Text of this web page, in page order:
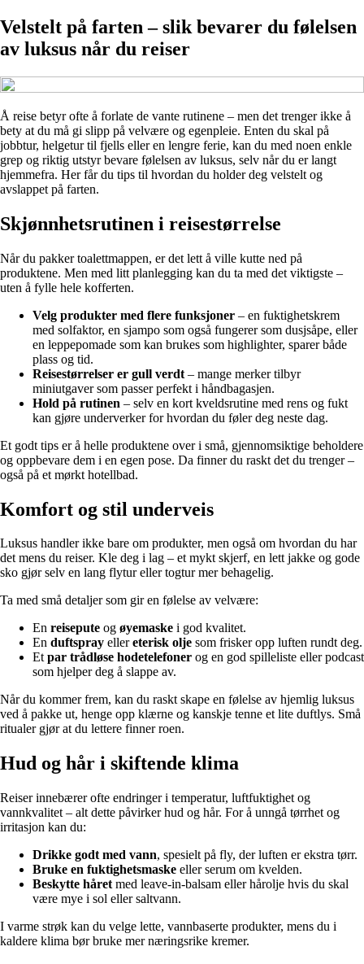
Velstelt på farten – slik bevarer du følelsen
av luksus når du reiser
Å reise betyr ofte å forlate de vante rutinene – men det trenger ikke å
bety at du må gi slipp på velvære og egenpleie. Enten du skal på
jobbtur, helgetur til fjells eller en lengre ferie, kan du med noen enkle
grep og riktig utstyr bevare følelsen av luksus, selv når du er langt
hjemmefra. Her får du tips til hvordan du holder deg velstelt og
avslappet på farten.
Skjønnhetsrutinen i reisestørrelse
Når du pakker toalettmappen, er det lett å ville kutte ned på
produktene. Men med litt planlegging kan du ta med det viktigste –
uten å fylle hele kofferten.
Velg produkter med flere funksjoner – en fuktighetskrem
med solfaktor, en sjampo som også fungerer som dusjsåpe, eller
en leppepomade som kan brukes som highlighter, sparer både
plass og tid.
Reisestørrelser er gull verdt – mange merker tilbyr
miniutgaver som passer perfekt i håndbagasjen.
Hold på rutinen – selv en kort kveldsrutine med rens og fukt
kan gjøre underverker for hvordan du føler deg neste dag.
Et godt tips er å helle produktene over i små, gjennomsiktige beholdere
og oppbevare dem i en egen pose. Da finner du raskt det du trenger –
også på et mørkt hotellbad.
Komfort og stil underveis
Luksus handler ikke bare om produkter, men også om hvordan du har
det mens du reiser. Kle deg i lag – et mykt skjerf, en lett jakke og gode
sko gjør selv en lang flytur eller togtur mer behagelig.
Ta med små detaljer som gir en følelse av velvære:
En reisepute og øyemaske i god kvalitet.
En duftspray ellereterisk olje som frisker opp luften rundt deg.
Etpar trådløse hodetelefoner og en god spilleliste eller podcast
som hjelper deg å slappe av.
Når du kommer frem, kan du raskt skape en følelse av hjemlig luksus
ved å pakke ut, henge opp klærne og kanskje tenne et lite duftlys. Små
ritualer gjør at du lettere finner roen.
Hud og hår i skiftende klima
Reiser innebærer ofte endringer i temperatur, luftfuktighet og
vannkvalitet – alt dette påvirker hud og hår. For å unngå tørrhet og
irritasjon kan du:
Drikke godt med vann, spesielt på fly, der luften er ekstra tørr.
Bruke en fuktighetsmaske eller serum om kvelden.
Beskytte håret med leave-in-balsam eller hårolje hvis du skal
være mye i sol eller saltvann.
I varme strøk kan du velge lette, vannbaserte produkter, mens du i
kaldere klima bør bruke mer næringsrike kremer.